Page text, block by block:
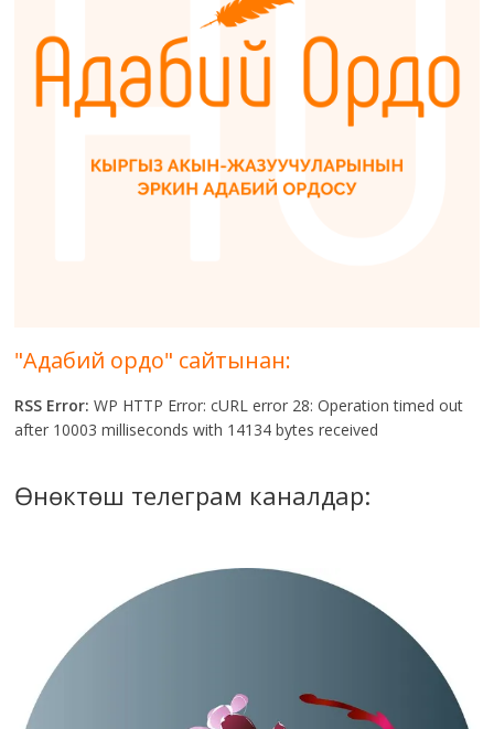
"Адабий ордо" сайтынан:
RSS Error: WP HTTP Error: cURL error 28: Operation timed out
after 10003 milliseconds with 14134 bytes received
Өнөктөш телеграм каналдар: